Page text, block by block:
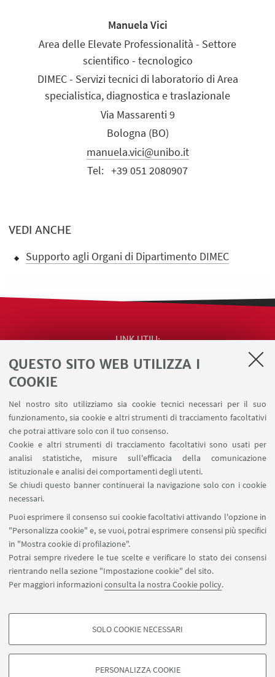
QUESTO SITO WEB UTILIZZA I
COOKIE
Nel nostro sito utilizziamo sia cookie tecnici necessari per il suo
funzionamento, sia cookie e altri strumenti di tracciamento facoltativi
che potrai attivare solo con il tuo consenso.
Cookie e altri strumenti di tracciamento facoltativi sono usati per
analisi statistiche, misure sull'efficacia della comunicazione
istituzionale e analisi dei comportamenti degli utenti.
Se chiudi questo banner continuerai la navigazione solo con i cookie
necessari.
Puoi esprimere il consenso sui cookie facoltativi attivando l'opzione in
"Personalizza cookie" e, se vuoi, potrai esprimere consensi più specifici
in "Mostra cookie di profilazione".
Potrai sempre rivedere le tue scelte e verificare lo stato dei consensi
rientrando nella sezione "Impostazione cookie" del sito.
Per maggiori informazioniconsulta la nostra Cookie policy.
COOKIE DI PROFILAZIONE - FACOLTATIVI
degli utenti, creare profili in base al loro comportamento sul sito, per analisi
SOLO COOKIE NECESSARI
PERSONALIZZA COOKIE
Manuela Vici
Area delle Elevate Professionalità - Settore
scientifico - tecnologico
DIMEC - Servizi tecnici di laboratorio di Area
specialistica, diagnostica e traslazionale
Via Massarenti 9
Bologna (BO)
manuela.vici@unibo.it
Tel: +39 051 2080907
VEDI ANCHE
Supporto agli Organi di Dipartimento DIMEC
LINK UTILI
Contatti
comunicazione (riservato ai docenti)
Carta dei servizi
SEGUI IL DIPARTIMENTO SU:
SEGUI UNIBO SU:
APP:
©Copyright 2026 - ALMA MATER STUDIORUM - Università di
Bologna - Via Zamboni, 33 - 40126 Bologna - PI: 01131710376 - CF: